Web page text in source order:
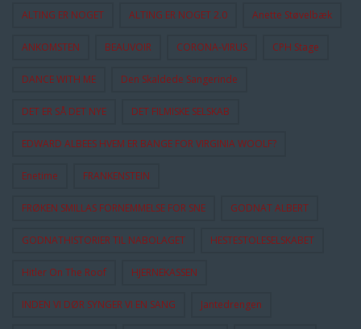
ALTING ER NOGET ALTING ER NOGET 2.0 Anette Støvelbæk
ANKOMSTEN BEAUVOIR CORONA-VIRUS CPH Stage
DANCE WITH ME Den Skaldede Sangerinde
DET ER SÅ DET NYE DET FILMISKE SELSKAB
EDWARD ALBEES HVEM ER BANGE FOR VIRGINIA WOOLF?
Enetime FRANKENSTEIN
FRØKEN SMILLAS FORNEMMELSE FOR SNE GODNAT ALBERT
GODNATHISTORIER TIL NABOLAGET HESTESTOLESELSKABET
Hitler On The Roof HJERNEKASSEN
INDEN VI DØR SYNGER VI EN SANG Jantedrengen